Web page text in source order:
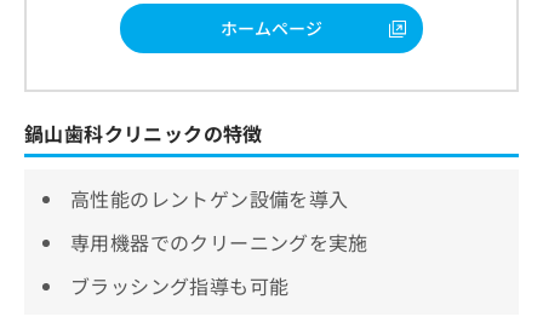
ホームページ
鍋山歯科クリニックの特徴
高性能のレントゲン設備を導入
専用機器でのクリーニングを実施
ブラッシング指導も可能